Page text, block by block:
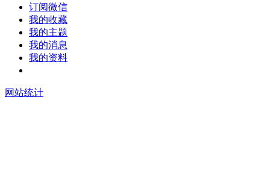
订阅微信
我的收藏
我的主题
我的消息
我的资料
网站统计